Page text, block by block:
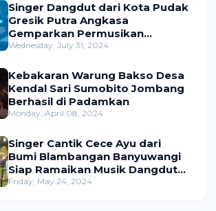
Singer Dangdut dari Kota Pudak
Gresik Putra Angkasa
Gemparkan Permusikan
Dangdut Indonesia
Wednesday, July 31, 2024
Kebakaran Warung Bakso Desa
Kendal Sari Sumobito Jombang
Berhasil di Padamkan
Monday, April 08, 2024
Singer Cantik Cece Ayu dari
Bumi Blambangan Banyuwangi
Siap Ramaikan Musik Dangdut
Indonesia
Friday, May 24, 2024